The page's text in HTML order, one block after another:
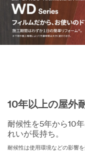
10年以上の屋外
耐候性を5年から10
れいが長持ち。
耐候性は使用環境などの影響